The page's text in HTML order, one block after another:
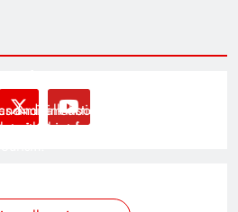
minimalistic look of modern
is great for creating stories
and talk about the latest in
with this clean and futuristic